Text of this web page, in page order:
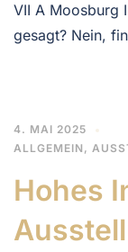
VII A Moosburg
gesagt? Nein,
4. MAI 2025
ALLGEMEIN ,
Hohes